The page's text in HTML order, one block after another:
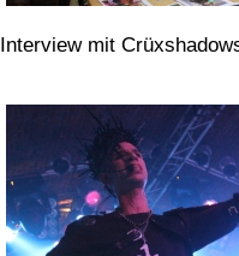
Interview mit